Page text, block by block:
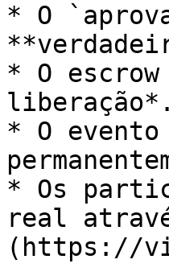
* O
* O
liberação*.
* O
* Os
real
(https://